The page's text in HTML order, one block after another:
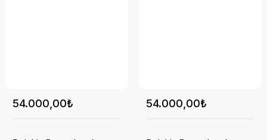
54.000,00₺ 54.000,00₺